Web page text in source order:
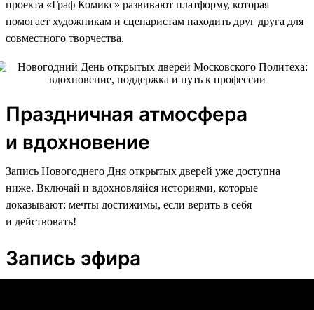
проекта «Граф Комикс» развивают платформу, которая
помогает художникам и сценаристам находить друг друга для
совместного творчества.
Праздничная атмосфера
и вдохновение
Запись Новогоднего Дня открытых дверей уже доступна
ниже. Включай и вдохновляйся историями, которые
доказывают: мечты достижимы, если верить в себя
и действовать!
Запись эфира